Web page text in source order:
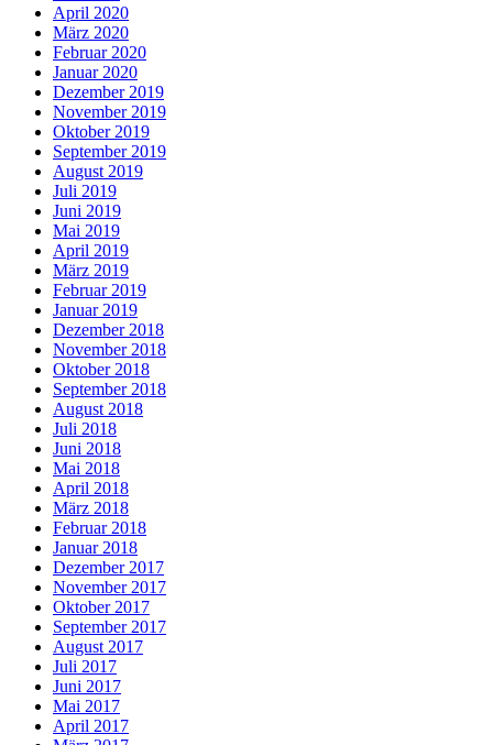
April 2020
März 2020
Februar 2020
Januar 2020
Dezember 2019
November 2019
Oktober 2019
September 2019
August 2019
Juli 2019
Juni 2019
Mai 2019
April 2019
März 2019
Februar 2019
Januar 2019
Dezember 2018
November 2018
Oktober 2018
September 2018
August 2018
Juli 2018
Juni 2018
Mai 2018
April 2018
März 2018
Februar 2018
Januar 2018
Dezember 2017
November 2017
Oktober 2017
September 2017
August 2017
Juli 2017
Juni 2017
Mai 2017
April 2017